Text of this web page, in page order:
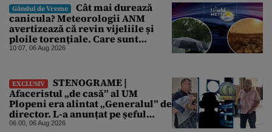
Gândul de Vreme
Cât mai durează
canicula? Meteorologii ANM
avertizează că revin vijeliile și
ploile torențiale. Care sunt
zonele vizate, începând chiar de
10:07, 06 Aug 2026
EXCLUSIV
STENOGRAME |
Afaceristul „de casă” al UM
Plopeni era alintat „Generalul” de
director. L-a anunțat pe șeful
uzinei că i-a adus „subțireanu,
06:00, 06 Aug 2026